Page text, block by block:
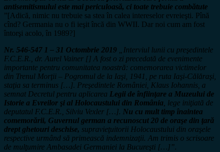
antisemitismului este mai periculoasă, ci toate trebuie combătute
”[Adică, nimic nu trebuie sa stea în calea intereselor evreieşti. Pînă
cînd? Germania nu o fi ieşit încă din WWII. Dar noi cum am fost
întorşi acolo, în 1989?]
Nr. 546-547 1 – 31 Octombrie 2019 „Interviul lunii cu preşedintele
F.C.E.R., dr. Aurel Vainer [] A fost o zi precedată de evenimente
importante pentru comunitatea noastră: comemorarea victimelor
din Trenul Morţii – Pogromul de la Iaşi, 1941, pe ruta Iaşi-Călăraşi,
staţia sa terminus […]. Preşedintele României, Klaus Iohannis, a
semnat Decretul pentru aplicarea Legii de înfiinţare a Muzeului de
Istorie a Evreilor şi al Holocaustului din România , lege iniţiată de
deputatul F.C.E.R., Silviu Vexler […]. Nu cu mult timp înaintea
comemorării, Guvernul german a recunoscut 20 de oraşe din ţară
drept ghetouri deschise, supravieţuitorii Holocaustului din oraşele
respective urmând să primească indemnizaţii. Am trimis o scrisoare
de mulţumire Ambasadei Germaniei la Bucureşti […]”.